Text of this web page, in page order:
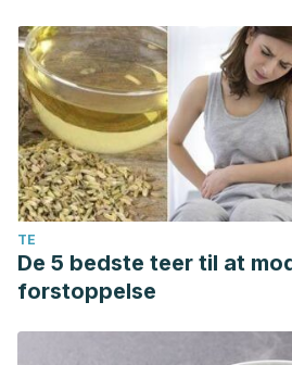
TE
De 5 bedste teer til at
forstoppelse